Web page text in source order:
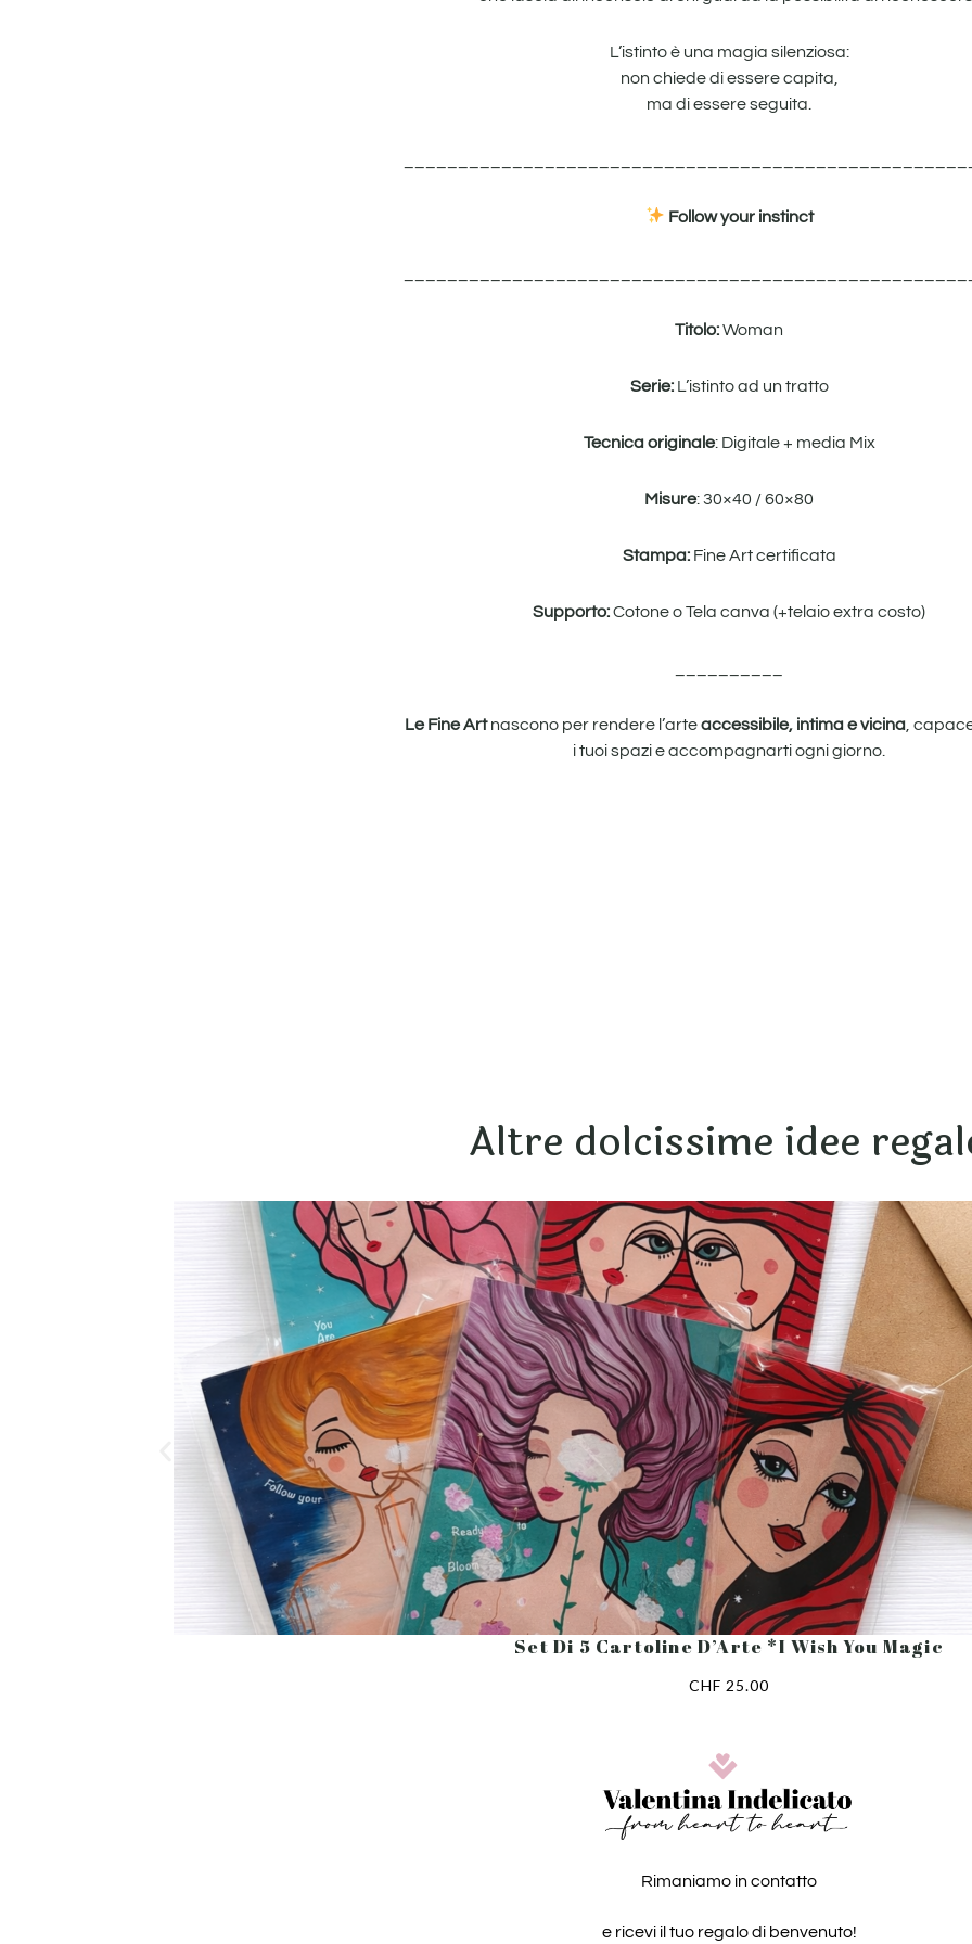
L’istinto è una magia silenziosa:
non chiede di essere capita,
ma di essere seguita.
Follow your instinct
Titolo:Woman
Serie: L’istinto ad un tratto
Tecnica originale: Digitale + media Mix
Misure: 30×40 / 60×80
Stampa:Fine Art certificata
Supporto:Cotone o Tela canva (+telaio extra costo)
Le Fine Artnascono per rendere l’arteaccessibile, intima e vicina ,
i tuoi spazi e accompagnarti ogni giorno.
Altre dolcissime idee
Set Di 5 Cartoline D’Arte *I Wish You Magic
CHF 25.00
Rimaniamo in contatto
e ricevi il tuo regalo di benvenuto!